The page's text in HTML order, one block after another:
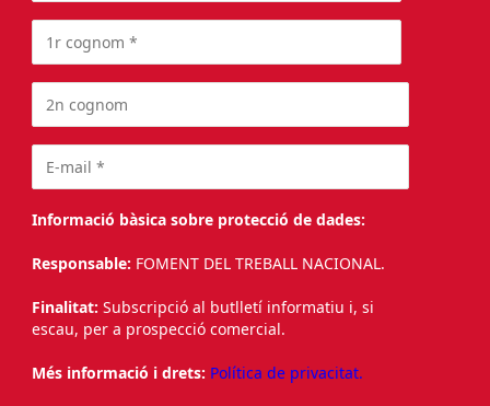
Informació bàsica sobre protecció de dades:
Responsable: FOMENT DEL TREBALL NACIONAL.
Finalitat: Subscripció al butlletí informatiu i, si
escau, per a prospecció comercial.
Més informació i drets: Política de privacitat.